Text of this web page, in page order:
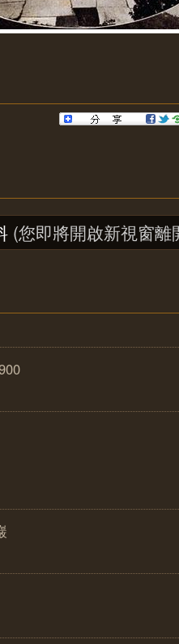
(您即將開啟新視窗離